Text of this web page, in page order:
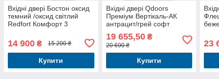
Вхідні двері Бостон оксид
темний /оксид світлий
Redfort Комфорт 3
14 900 ₴ 15 200 ₴
Купити
Вхідні двері Qdoors
Преміум Вертікаль-АК
антрацит/грей софт
19 655,50₴
20 690 ₴
Купити
23